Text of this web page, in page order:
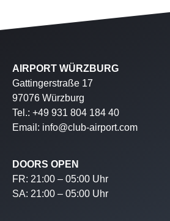
AIRPORT WÜRZBURG
Gattingerstraße 17
97076 Würzburg
Tel.: +49 931 804 184 40
Email: info@club-airport.com
DOORS OPEN
FR: 21:00 – 05:00 Uhr
SA: 21:00 – 05:00 Uhr